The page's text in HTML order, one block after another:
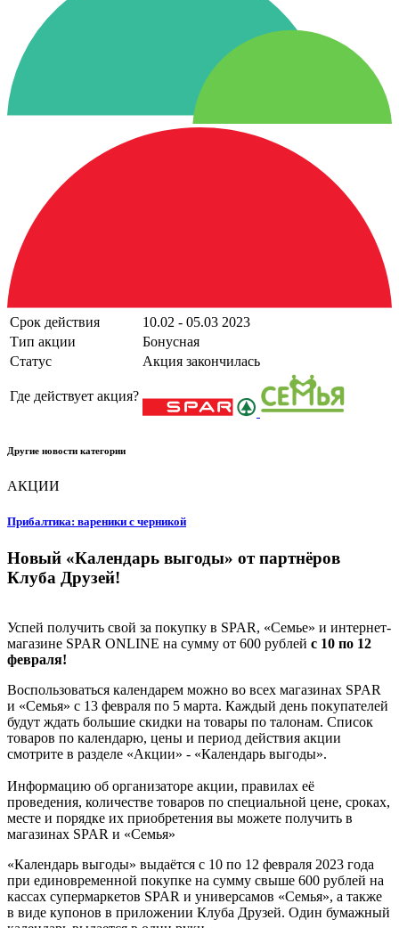
Срок действия
10.02 - 05.03 2023
Тип акции
Бонусная
Статус
Акция закончилась
Где действует акция?
Другие новости категории
АКЦИИ
Прибалтика: вареники с черникой
Новый «Календарь выгоды» от партнёров
Клуба Друзей!
Успей получить свой за покупку в SPAR, «Семье» и интернет-
магазине SPAR ONLINE на сумму от 600 рублей с 10 по 12
февраля!
Воспользоваться календарем можно во всех магазинах SPAR
и «Семья» c 13 февраля по 5 марта. Каждый день покупателей
будут ждать большие скидки на товары по талонам. Список
товаров по календарю, цены и период действия акции
смотрите в разделе «Акции» - «Календарь выгоды».
Информацию об организаторе акции, правилах её
проведения, количестве товаров по специальной цене, сроках,
месте и порядке их приобретения вы можете получить в
магазинах SPAR и «Семья»
«Календарь выгоды» выдаётся с 10 по 12 февраля 2023 года
при единовременной покупке на сумму свыше 600 рублей на
кассах супермаркетов SPAR и универсамов «Семья», а также
в виде купонов в приложении Клуба Друзей. Один бумажный